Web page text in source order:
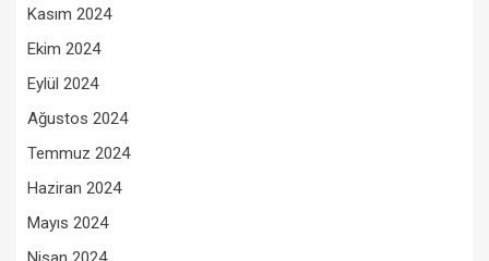
Kasım 2024
Ekim 2024
Eylül 2024
Ağustos 2024
Temmuz 2024
Haziran 2024
Mayıs 2024